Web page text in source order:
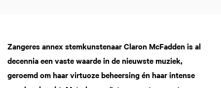
Zangeres annex stemkunstenaar Claron McFadden is al
decennia een vaste waarde in de nieuwste muziek,
geroemd om haar virtuoze beheersing én haar intense